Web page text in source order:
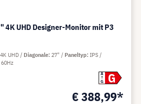
4K UHD Designer-Monitor mit P3
A
G
G
€ 388,99*
UHD Diagonale 27" Paneltyp IPS
60Hz